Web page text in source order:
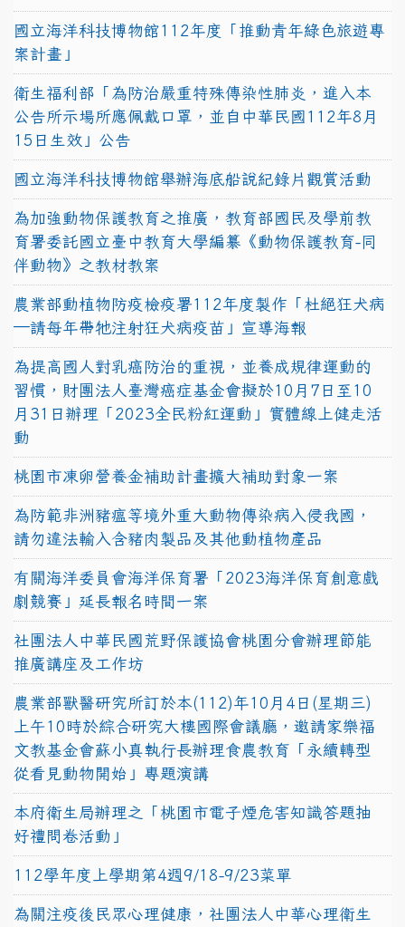
國立海洋科技博物館112年度「推動青年綠色旅遊專
案計畫」
衛生福利部「為防治嚴重特殊傳染性肺炎，進入本
公告所示場所應佩戴口罩，並自中華民國112年8月
15日生效」公告
國立海洋科技博物館舉辦海底船說紀錄片觀賞活動
為加強動物保護教育之推廣，教育部國民及學前教
育署委託國立臺中教育大學編纂《動物保護教育-同
伴動物》之教材教案
農業部動植物防疫檢疫署112年度製作「杜絕狂犬病
—請每年帶牠注射狂犬病疫苗」宣導海報
為提高國人對乳癌防治的重視，並養成規律運動的
習慣，財團法人臺灣癌症基金會擬於10月7日至10
月31日辦理「2023全民粉紅運動」實體線上健走活
動
桃園市凍卵營養金補助計畫擴大補助對象一案
為防範非洲豬瘟等境外重大動物傳染病入侵我國，
請勿違法輸入含豬肉製品及其他動植物產品
有關海洋委員會海洋保育署「2023海洋保育創意戲
劇競賽」延長報名時間一案
社團法人中華民國荒野保護協會桃園分會辦理節能
推廣講座及工作坊
農業部獸醫研究所訂於本(112)年10月4日(星期三)
上午10時於綜合研究大樓國際會議廳，邀請家樂福
文教基金會蘇小真執行長辦理食農教育「永續轉型
從看見動物開始」專題演講
本府衛生局辦理之「桃園市電子煙危害知識答題抽
好禮問卷活動」
112學年度上學期第4週9/18-9/23菜單
為關注疫後民眾心理健康，社團法人中華心理衛生